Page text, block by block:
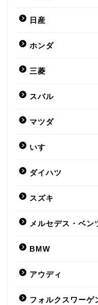
日産
ホンダ
三菱
スバル
マツダ
いすゞ
ダイハツ
スズキ
メルセデス・ベン
BMW
アウディ
フォルクスワーゲ